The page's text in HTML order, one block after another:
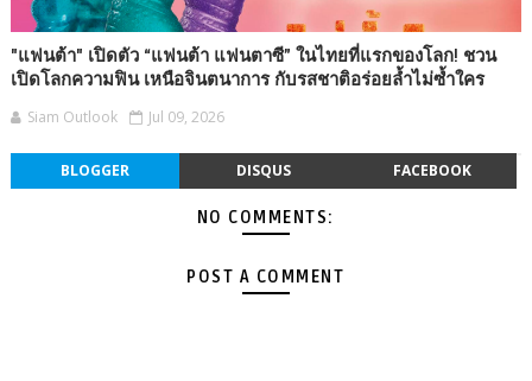
"แฟนต้า" เปิดตัว “แฟนต้า แฟนตาซี” ในไทยที่แรกของโลก! ชวน
เปิดโลกความฟิน เหนือจินตนาการ กับรสชาติอร่อยล้ำไม่ซ้ำใคร
Siam Outlook Jul 09, 2026
BLOGGER DISQUS FACEBOOK
NO COMMENTS:
POST A COMMENT